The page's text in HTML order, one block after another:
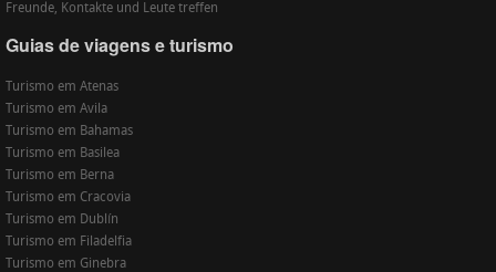
Freunde, Kontakte und Leute treffen
Guias de viagens e turismo
Turismo em Atenas
Turismo em Avila
Turismo em Bahamas
Turismo em Basilea
Turismo em Berna
Turismo em Cracovia
Turismo em Dublín
Turismo em Filadelfia
Turismo em Ginebra